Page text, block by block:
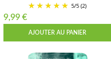
5/5 (2)
9,99 €
AJOUTER AU PANIER